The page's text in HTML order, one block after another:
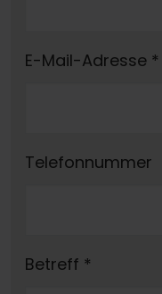
E-Mail-Adresse *
Telefonnummer
Betreff *